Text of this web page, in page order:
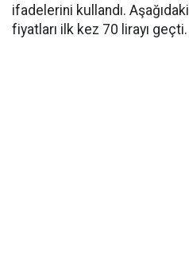
ifadelerini kullandı. Aşağıdaki
fiyatları ilk kez 70 lirayı geçti.